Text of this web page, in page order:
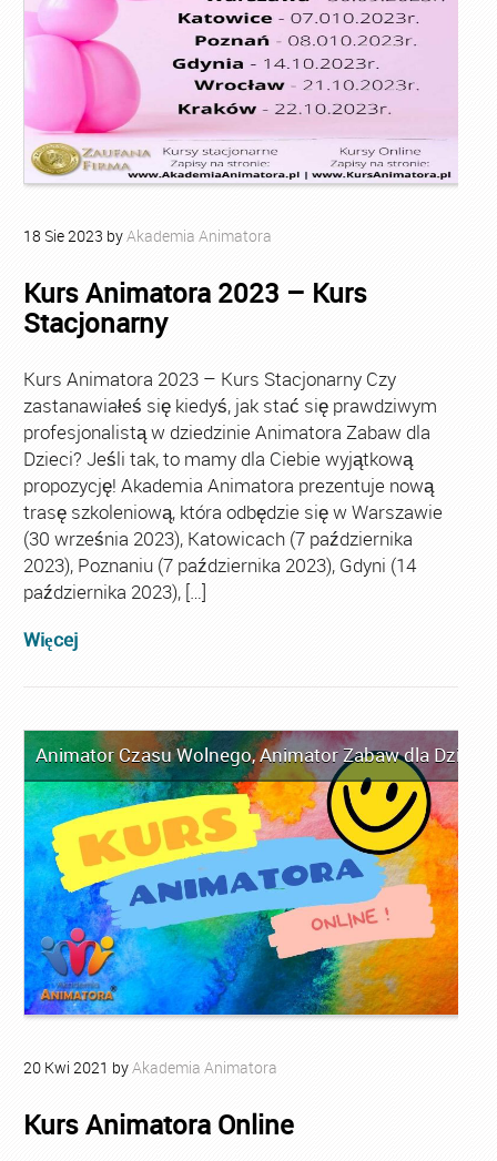
18 Sie2023 byAkademia Animatora
Kurs Animatora 2023 – Kurs
Stacjonarny
Kurs Animatora 2023 – Kurs Stacjonarny Czy
zastanawiałeś się kiedyś, jak stać się prawdziwym
profesjonalistą w dziedzinie Animatora Zabaw dla
Dzieci? Jeśli tak, to mamy dla Ciebie wyjątkową
propozycję! Akademia Animatora prezentuje nową
trasę szkoleniową, która odbędzie się w Warszawie
(30 września 2023), Katowicach (7 października
2023), Poznaniu (7 października 2023), Gdyni (14
października 2023), […]
Więcej
Animator Czasu Wolnego,Animator Zabaw dla Dzieci
20 Kwi 2021 byAkademia Animatora
Kurs Animatora Online